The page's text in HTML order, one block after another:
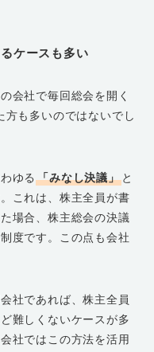
ケースも多い
会社で毎回総会を開く
も多いのではないでし
ゆる「みなし決議」と
これは、株主全員が書
場合、株主総会の決議
度です。この点も会社
社であれば、株主全員
難しくないケースが多
社ではこの方法を活用